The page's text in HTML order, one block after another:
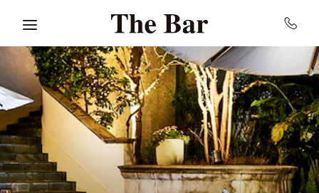
Skip to main content